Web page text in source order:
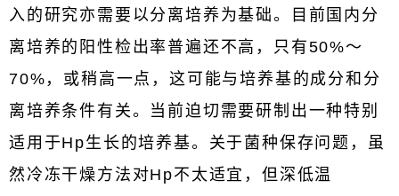
入的研究亦需要以分离培养为基础。目前国内分
离培养的阳性检出率普遍还不高，只有50%～
70%，或稍高一点，这可能与培养基的成分和分
离培养条件有关。当前迫切需要研制出一种特别
适用于Hp生长的培养基。关于菌种保存问题，虽
然冷冻干燥方法对Hp不太适宜，但深低温